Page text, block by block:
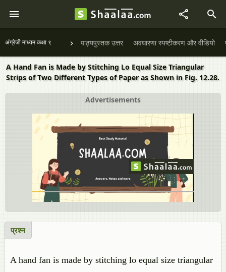
अंग्रेजी माध्यम कक्षा ९ पाठ्यपुस्तक उत्तर अवधारणा स्पष्टीकरण और वीडियो
A Hand Fan is Made by Stitching Lo Equal Size Triangular
Strips of Two Different Types of Paper as Shown in Fig. 12.28.
Advertisements
प्रश्न
A hand fan is made by stitching lo equal size triangular